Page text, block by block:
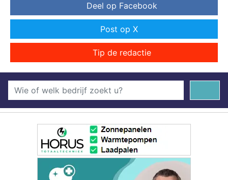
Deel op Facebook
Post op X
Tip de redactie